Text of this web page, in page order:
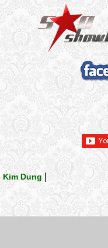
Kim Dung |